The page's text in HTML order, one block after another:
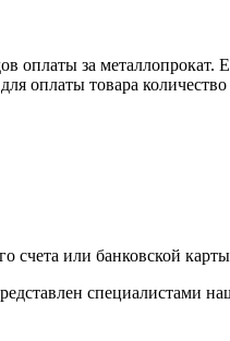
за металлопрокат.
оплаты товара
или банковской
специалистами